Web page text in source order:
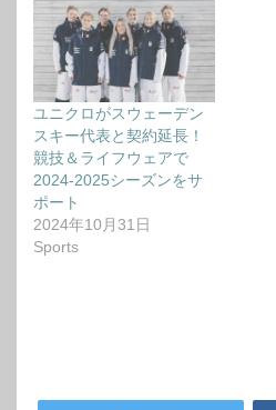
ユニクロがスウェーデン
スキー代表と契約延長！
競技＆ライフウェアで
2024-2025シーズンをサ
ポート
2024年10月31日
Sports